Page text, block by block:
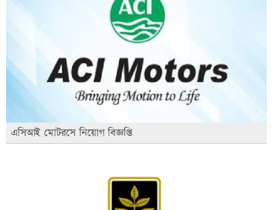
এসিআই মোটরসে নিয়োগ বিজ্ঞপ্তি